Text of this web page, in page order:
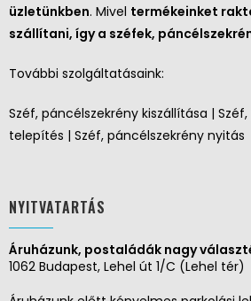
üzletünkben. Mivel termékeinket
szállítani, így a széfek,
További szolgáltatásaink:
Széf, páncélszekrény kiszállítása |
telepítés | Széf, páncélszekrény nyitás
NYITVATARTÁS
Áruházunk, postaládák nagy
1062 Budapest, Lehel út 1/C (Lehel tér)